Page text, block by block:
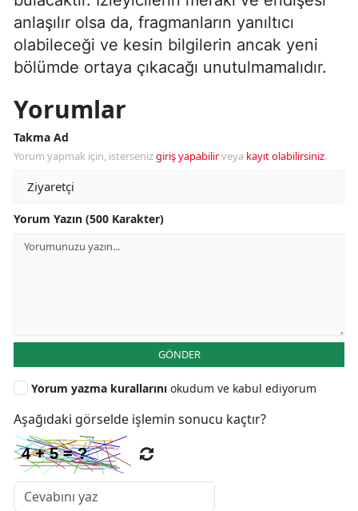
anlaşılır olsa da, fragmanların yanıltıcı
olabileceği ve kesin bilgilerin ancak yeni
bölümde ortaya çıkacağı unutulmamalıdır.
Yorumlar
Takma Ad
Yorum yapmak için, istersenizgiriş yapabilirveya kayıt olabilirsiniz.
Yorum Yazın (500 Karakter)
GÖNDER
Yorum yazma kurallarını okudum ve kabul ediyorum
Aşağıdaki görselde işlemin sonucu kaçtır?